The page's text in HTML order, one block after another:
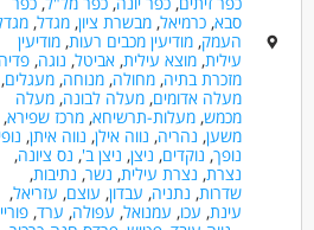
סבא,כרמיאל,מבשרת ציון,מגדל,
העמק,מודיעין מכבים רעות,מודיעין
עילית,מוצא עילית,אביטל, נוגה,
מזכרת בתיה,מחולה,מנוחה,מעגלים,
מעלה אדומים,מעלה לבונה,מעלה
מכמש,מעלות-תרשיחא,מרכז שפירא,
משען, נהריה, נווה אילן, נווה איתן,
נופך,נוקדים, ניצן, ניצן ב', נס ציונה,
נצרת, נצרת עילית, נשר, נתיבות,
שדרות, נתניה, עבדון, עוצם, עזריאל,
עינת, עכו, עמנואל, עפולה, ערד,